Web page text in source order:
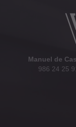
Manuel de
986 24 25